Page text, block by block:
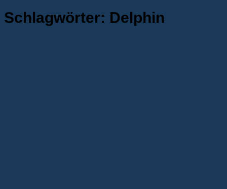
Schlagwörter: Delphin